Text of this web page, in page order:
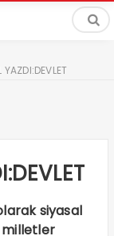
YAZDI:DEVLET
siyasal
milletler